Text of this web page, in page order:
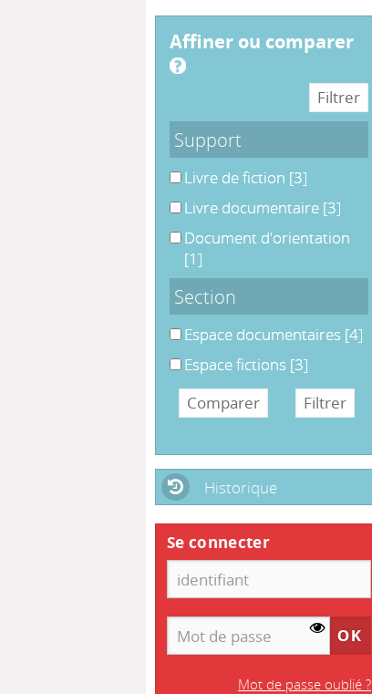
affiner ou comparer
Support
Livre de fiction [3]
Livre documentaire [3]
Document d'orientation
[1]
Section
Espace documentaires [4]
Espace fictions [3]
Historique
Se connecter
Mot de passe oublié ?